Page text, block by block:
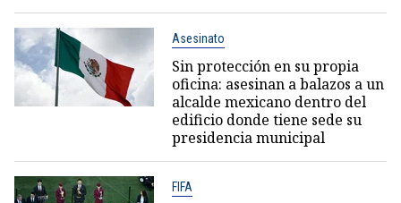
Asesinato
Sin protección en su propia
oficina: asesinan a balazos a un
alcalde mexicano dentro del
edificio donde tiene sede su
presidencia municipal
FIFA